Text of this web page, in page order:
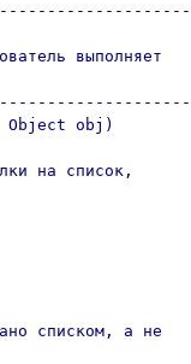
выполняет
Object obj)
на список,
списком, а не